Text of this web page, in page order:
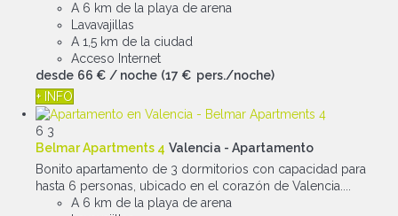
A 6 km de la playa de arena
Lavavajillas
A 1,5 km de la ciudad
Acceso Internet
desde 66 € / noche (17 € pers./noche)
+ INFO
6 3
Belmar Apartments 4 Valencia - Apartamento
Bonito apartamento de 3 dormitorios con capacidad para
hasta 6 personas, ubicado en el corazón de Valencia....
A 6 km de la playa de arena